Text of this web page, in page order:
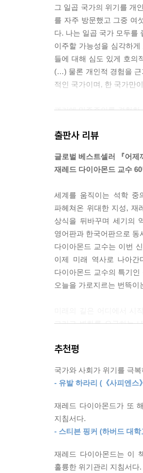
참고 문헌
찾아보기
그 일곱 국가의 위기를 개
를 자주 방문했고 그중 여
다. 나는 일곱 국가 모두를
이주할 가능성을 심각하
들에 대해 심도 있게 호의
(…) 물론 개인적 경험을 근
적인 국가이며, 한 국가만
과거에 민주주의를 경험
극화와 폭력성의 증가 및
개인도 “나는 누구인가?”
리아인이 지금도 그 문제
일리아인이 위기가 있었다
가장 광범위하지만 일관
부분이다. --- 「7장 오스
앞으로 미국은 어떻게 될
초하고 있는 문제를 현명
하고 있다. (…) 따라서 미
하다. 우리는 개인으로서
측하고, 그 문제를 원천적
--- 「에필로그」 중에서
출판사 리뷰
글로벌 베스트셀러 『어제
재레드 다이아몬드 교수
세계를 움직이는 석학 중
파헤쳐온 위대한 지성,
상식을 뒤바꾸며 세기의
영어판과 한국어판으로 동
다이아몬드 교수는 이번
이제 미래 역사로 나아
다이아몬드 교수의 특기
오늘을 가로지르는 번뜩
그리고 변화를 요구하는
(독일과 오스트레일리아)
불평등, 환경 자원의 부
마지막으로 ‘위기는 변화
나가야 하는 이 시대에 절
“우리에게는 선택권이 있다
인류사적·문명사적으로
추천평
국가와 사회가 위기를 극
- 유발 하라리 (《사피엔스
재레드 다이아몬드가 또
지침서다.
- 스티븐 핑커 (하버드 대
재레드 다이아몬드는 이
훌륭한 위기관리 지침서